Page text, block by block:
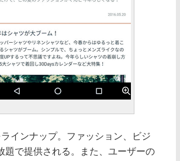
インナップ。ファッション、ビジ
題で提供される。また、ユーザーの